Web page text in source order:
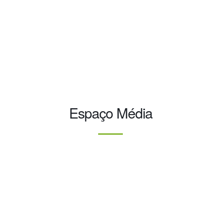
Espaço Média